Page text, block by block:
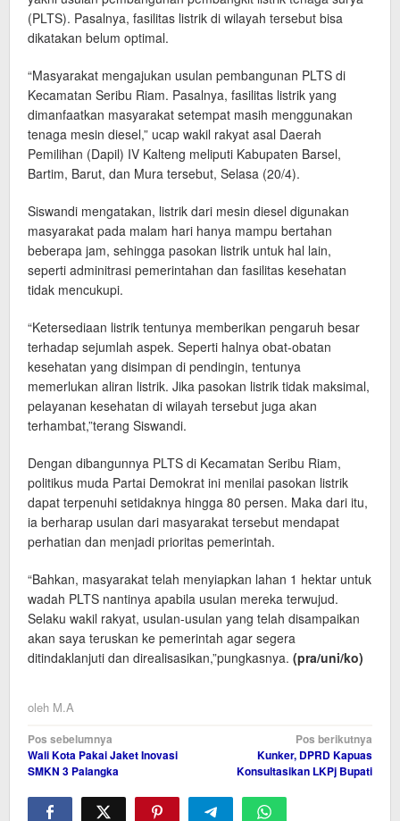
(PLTS). Pasalnya, fasilitas listrik di wilayah tersebut bisa
dikatakan belum optimal.
“Masyarakat mengajukan usulan pembangunan PLTS di
Kecamatan Seribu Riam. Pasalnya, fasilitas listrik yang
dimanfaatkan masyarakat setempat masih menggunakan
tenaga mesin diesel,” ucap wakil rakyat asal Daerah
Pemilihan (Dapil) IV Kalteng meliputi Kabupaten Barsel,
Bartim, Barut, dan Mura tersebut, Selasa (20/4).
Siswandi mengatakan, listrik dari mesin diesel digunakan
masyarakat pada malam hari hanya mampu bertahan
beberapa jam, sehingga pasokan listrik untuk hal lain,
seperti adminitrasi pemerintahan dan fasilitas kesehatan
tidak mencukupi.
“Ketersediaan listrik tentunya memberikan pengaruh besar
terhadap sejumlah aspek. Seperti halnya obat-obatan
kesehatan yang disimpan di pendingin, tentunya
memerlukan aliran listrik. Jika pasokan listrik tidak maksimal,
pelayanan kesehatan di wilayah tersebut juga akan
terhambat,”terang Siswandi.
Dengan dibangunnya PLTS di Kecamatan Seribu Riam,
politikus muda Partai Demokrat ini menilai pasokan listrik
dapat terpenuhi setidaknya hingga 80 persen. Maka dari itu,
ia berharap usulan dari masyarakat tersebut mendapat
perhatian dan menjadi prioritas pemerintah.
“Bahkan, masyarakat telah menyiapkan lahan 1 hektar untuk
wadah PLTS nantinya apabila usulan mereka terwujud.
Selaku wakil rakyat, usulan-usulan yang telah disampaikan
akan saya teruskan ke pemerintah agar segera
ditindaklanjuti dan direalisasikan,”pungkasnya. (pra/uni/ko)
oleh M.A
Navigasi
pos
Pos sebelumnya
Wali Kota Pakai Jaket Inovasi
SMKN 3 Palangka
Pos berikutnya
Kunker, DPRD Kapuas
Konsultasikan LKPj Bupati